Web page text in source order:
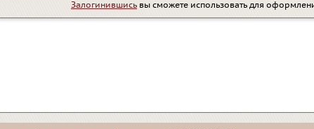
Залогинившись вы сможете использовать для